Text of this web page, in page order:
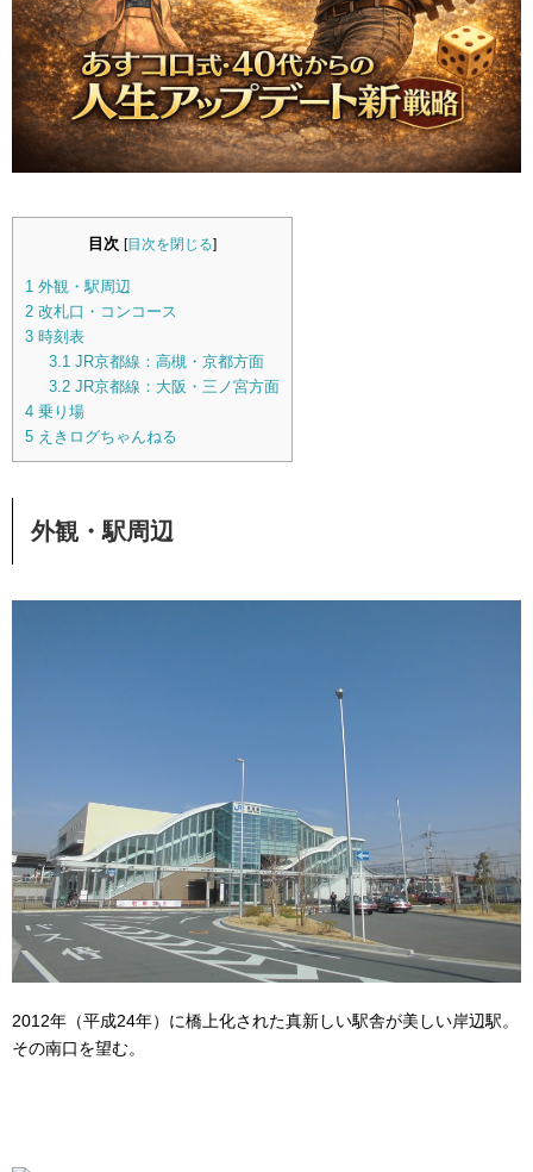
目次 [目次を閉じる]
1 外観・駅周辺
2 改札口・コンコース
3 時刻表
3.1JR京都線：高槻・京都方面
3.2JR京都線：大阪・三ノ宮方面
4 乗り場
5 えきログちゃんねる
外観・駅周辺
2012年（平成24年）に橋上化された真新しい駅舎が美しい岸辺駅。
その南口を望む。